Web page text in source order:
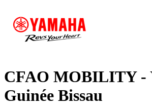
CFAO MOBILITY -
Guinée Bissau